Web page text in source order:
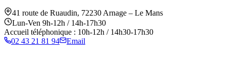
41 route de Ruaudin, 72230 Arnage – Le Mans
Lun-Ven 9h-12h / 14h-17h30
Accueil téléphonique : 10h-12h / 14h30-17h30
02 43 21 81 94
Email